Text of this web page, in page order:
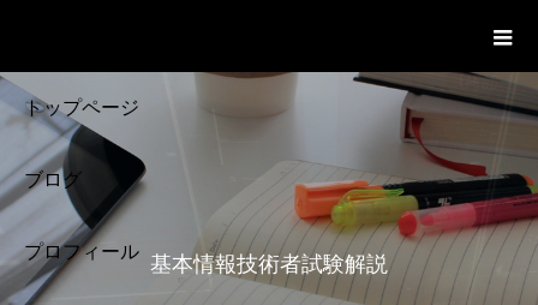
トップページ
ブログ
プロフィール 基本情報技術者試験解説